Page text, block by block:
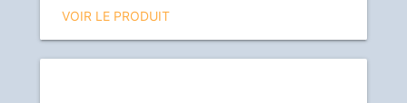
VOIR LE PRODUIT